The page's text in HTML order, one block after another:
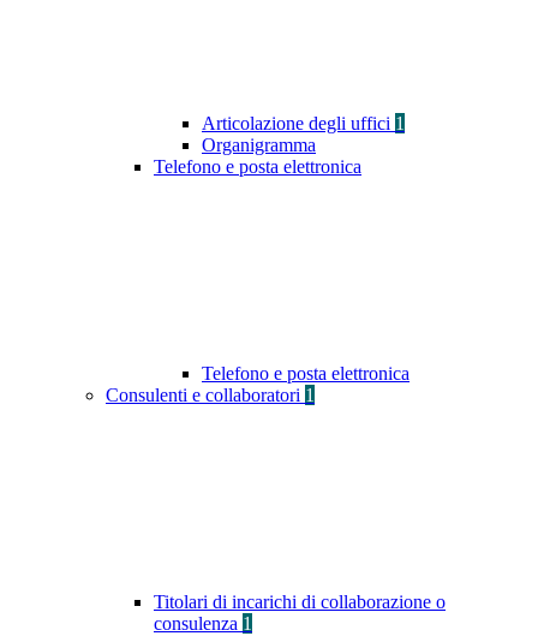
Articolazione degli uffici 1
Organigramma
Telefono e posta elettronica
Telefono e posta elettronica
Consulenti e collaboratori 1
Titolari di incarichi di collaborazione o
consulenza 1